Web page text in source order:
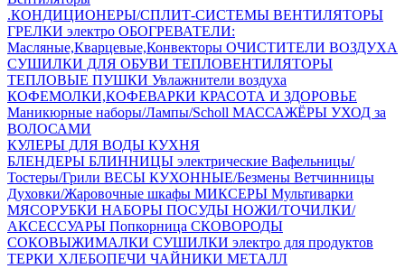
.КОНДИЦИОНЕРЫ/СПЛИТ-СИСТЕМЫ ВЕНТИЛЯТОРЫ
ГРЕЛКИ электро ОБОГРЕВАТЕЛИ:
Масляные,Кварцевые,Конвекторы ОЧИСТИТЕЛИ ВОЗДУХА
СУШИЛКИ ДЛЯ ОБУВИ ТЕПЛОВЕНТИЛЯТОРЫ
ТЕПЛОВЫЕ ПУШКИ Увлажнители воздуха
КОФЕМОЛКИ,КОФЕВАРКИ КРАСОТА И ЗДОРОВЬЕ
Маникюрные наборы/Лампы/Scholl МАССАЖЁРЫ УХОД за
ВОЛОСАМИ
КУЛЕРЫ ДЛЯ ВОДЫ КУХНЯ
БЛЕНДЕРЫ БЛИННИЦЫ электрические Вафельницы/
Тостеры/Грили ВЕСЫ КУХОННЫЕ/Безмены Ветчинницы
Духовки/Жаровочные шкафы МИКСЕРЫ Мультиварки
МЯСОРУБКИ НАБОРЫ ПОСУДЫ НОЖИ/ТОЧИЛКИ/
АКСЕССУАРЫ Попкорница СКОВОРОДЫ
СОКОВЫЖИМАЛКИ СУШИЛКИ электро для продуктов
ТЕРКИ ХЛЕБОПЕЧИ ЧАЙНИКИ МЕТАЛЛ